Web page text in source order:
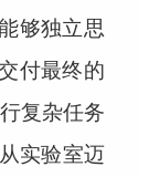
够独立思
付最终的
复杂任务
实验室迈